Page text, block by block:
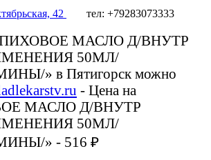
42
тел: +79283073333
МАСЛО Д/ВНУТР
50МЛ/
» в Пятигорск можно
- Цена на
МАСЛО Д/ВНУТР
50МЛ/
» - 516 ₽